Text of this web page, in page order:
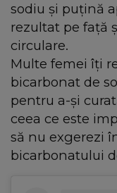
sodiu și puțină
rezultat pe față
circulare.
Multe femei îți
bicarbonat de
pentru a-și
ceea ce este
să nu exgerezi
bicarbonatului